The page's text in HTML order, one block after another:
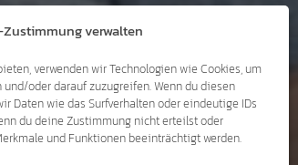
verwalten
verwenden wir Technologien wie Cookies, um
oder darauf zuzugreifen. Wenn du diesen
Daten wie das Surfverhalten oder eindeutige IDs
du deine Zustimmung nicht erteilst oder
und Funktionen beeinträchtigt werden.